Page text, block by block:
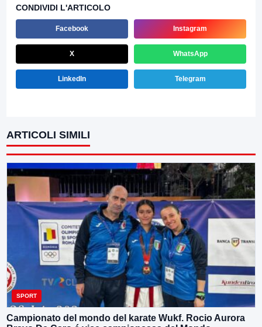
CONDIVIDI L'ARTICOLO
Facebook Instagram
X WhatsApp
LinkedIn Telegram
ARTICOLI SIMILI
SPORT
Campionato del mondo del karate Wukf. Rocio Aurora